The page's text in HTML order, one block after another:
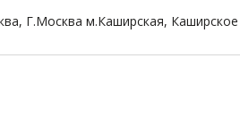
, Г.Москва м.Каширская,